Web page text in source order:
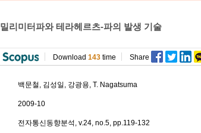
밀리미터파와 테라헤르츠-파의 발생 기술
Download 143 time Share
백문철 , 김성일 , 강광용, T. Nagatsuma
2009-10
전자통신동향분석, v.24, no.5, pp.119-132